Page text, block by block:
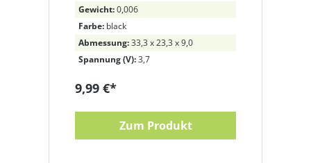
Gewicht:0,006
Farbe: black
Abmessung:33,3 x 23,3 x 9,0
Spannung (V):3,7
9,99 €*
Zum Produkt